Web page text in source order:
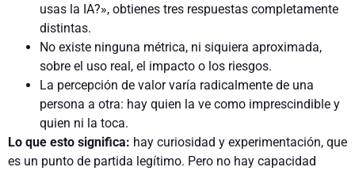
usas la IA?», obtienes tres respuestas completamente
distintas.
No existe ninguna métrica, ni siquiera aproximada,
sobre el uso real, el impacto o los riesgos.
La percepción de valor varía radicalmente de una
persona a otra: hay quien la ve como imprescindible y
quien ni la toca.
Lo que esto significa: hay curiosidad y experimentación, que
es un punto de partida legítimo. Pero no hay capacidad